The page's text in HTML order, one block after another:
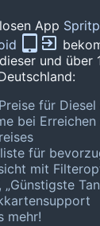
App
und über
für Diesel
bei Erreichen
für
mit
„Günstigste
mehr!